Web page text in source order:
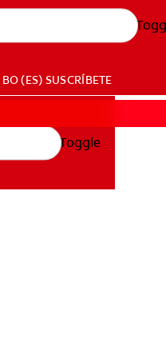
BO (ES) SUSCRÍBETE
Toggle